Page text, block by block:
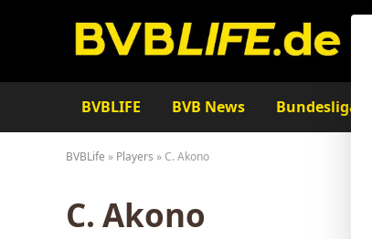
BVBLIFE BVB News Bundesliga
BVBLife » Players »C. Akono
C. Akono